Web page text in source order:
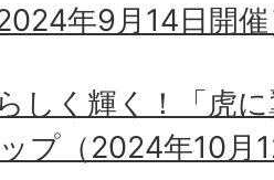
年9月14日開
らしく輝く！「虎
プ（2024年10月